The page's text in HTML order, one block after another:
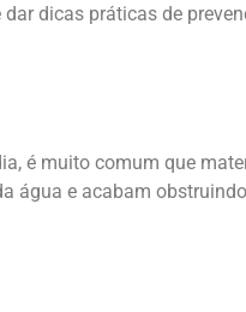
dicas práticas de
é muito comum que
água e acabam obstruindo